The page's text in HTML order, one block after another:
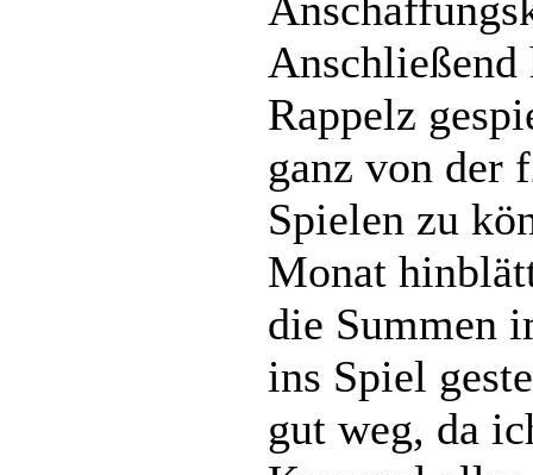
Anschließend
Rappelz
ganz von der
Spielen zu
Monat
die Summen
ins Spiel
gut weg, da